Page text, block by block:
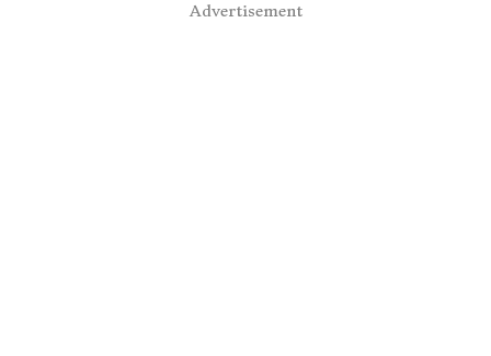
Advertisement